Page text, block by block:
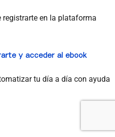
registrarte en la plataforma
y acceder al ebook
tu día a día con ayuda